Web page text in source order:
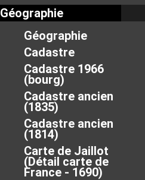
Géographie
Géographie
Cadastre
Cadastre 1966
(bourg)
Cadastre ancien
(1835)
Cadastre ancien
(1814)
Carte de Jaillot
(Détail carte de
France - 1690)